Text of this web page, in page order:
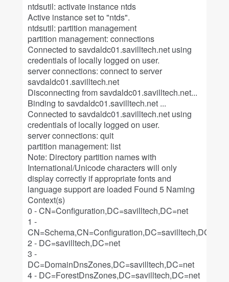
ntdsutil: activate instance ntds
Active instance set to "ntds".
ntdsutil: partition management
partition management: connections
Connected to savdaldc01.savilltech.net using
credentials of locally logged on user.
server connections: connect to server
savdaldc01.savilltech.net
Disconnecting from savdaldc01.savilltech.net...
Binding to savdaldc01.savilltech.net ...
Connected to savdaldc01.savilltech.net using
credentials of locally logged on user.
server connections: quit
partition management: list
Note: Directory partition names with
International/Unicode characters will only
display correctly if appropriate fonts and
language support are loaded Found 5 Naming
Context(s)
0 - CN=Configuration,DC=savilltech,DC=net
1 -
CN=Schema,CN=Configuration,DC=savilltech,DC=net
2 - DC=savilltech,DC=net
3 -
DC=DomainDnsZones,DC=savilltech,DC=net
4 - DC=ForestDnsZones,DC=savilltech,DC=net